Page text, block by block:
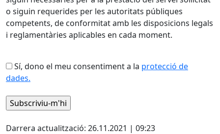
o siguin requerides per les autoritats públiques
competents, de conformitat amb les disposicions legals
i reglamentàries aplicables en cada moment.
Sí, dono el meu consentiment a la protecció de
dades.
Darrera actualització: 26.11.2021 | 09:23